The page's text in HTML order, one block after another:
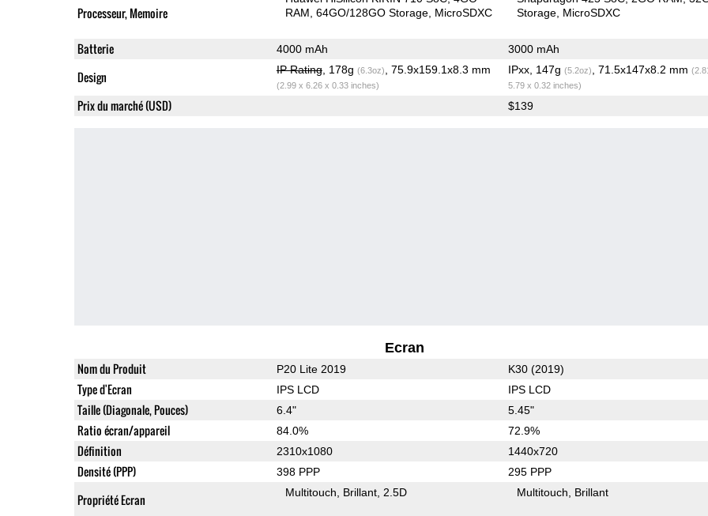
Processeur, Memoire
RAM 64GO/128GO Storage MicroSDXC
Storage MicroSDXC
Batterie 4000 mAh 3000 mAh
Design IP Rating, 178g (6.3oz) , 75.9x159.1x8.3 mm
(2.99 x 6.26 x 0.33 inches)
IPxx, 147g (5.2oz) , 71.5x147x8.2 mm
5.79 x 0.32 inches)
Prix du marché (USD) $139
Ecran
Nom du Produit P20 Lite 2019 K30 (2019)
Type d'Ecran IPS LCD IPS LCD
Taille (Diagonale, Pouces) 6.4" 5.45"
Ratio écran/appareil 84.0% 72.9%
Définition 2310x1080 1440x720
Densité (PPP) 398 PPP 295 PPP
Propriété Ecran Multitouch Brillant 2.5D Multitouch Brillant